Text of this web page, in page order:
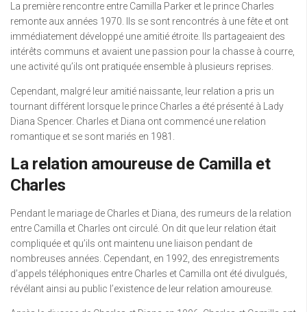
La première rencontre entre Camilla Parker et le prince Charles
remonte aux années 1970. Ils se sont rencontrés à une fête et ont
immédiatement développé une amitié étroite. Ils partageaient des
intérêts communs et avaient une passion pour la chasse à courre,
une activité qu’ils ont pratiquée ensemble à plusieurs reprises.
Cependant, malgré leur amitié naissante, leur relation a pris un
tournant différent lorsque le prince Charles a été présenté à Lady
Diana Spencer. Charles et Diana ont commencé une relation
romantique et se sont mariés en 1981.
La relation amoureuse de Camilla et
Charles
Pendant le mariage de Charles et Diana, des rumeurs de la relation
entre Camilla et Charles ont circulé. On dit que leur relation était
compliquée et qu’ils ont maintenu une liaison pendant de
nombreuses années. Cependant, en 1992, des enregistrements
d’appels téléphoniques entre Charles et Camilla ont été divulgués,
révélant ainsi au public l’existence de leur relation amoureuse.